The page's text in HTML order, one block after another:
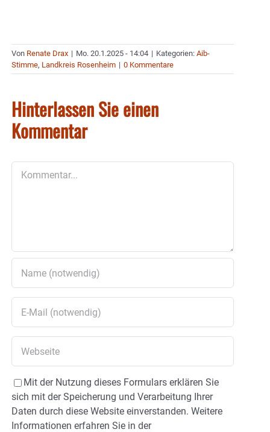
Von Renate Drax | Mo. 20.1.2025 - 14:04 | Kategorien: Aib-
Stimme, Landkreis Rosenheim | 0 Kommentare
Hinterlassen Sie einen
Kommentar
Mit der Nutzung dieses Formulars erklären Sie
sich mit der Speicherung und Verarbeitung Ihrer
Daten durch diese Website einverstanden. Weitere
Informationen erfahren Sie in der